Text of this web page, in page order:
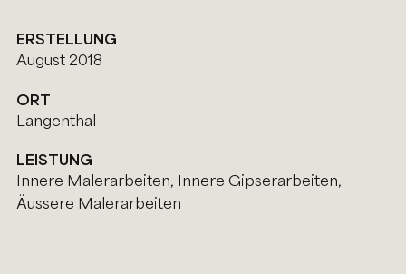
ERSTELLUNG
August 2018
ORT
Langenthal
LEISTUNG
Innere Malerarbeiten, Innere Gipserarbeiten,
Äussere Malerarbeiten